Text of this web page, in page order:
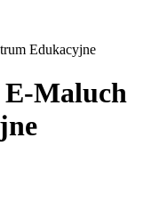
Edukacyjne
E-Maluch